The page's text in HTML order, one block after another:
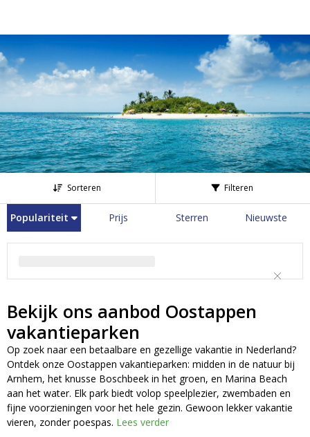
Sorteren Filteren
Populariteit Prijs Sterren Nieuwste
Bekijk ons aanbod Oostappen
vakantieparken
Op zoek naar een betaalbare en gezellige vakantie in Nederland?
Ontdek onze Oostappen vakantieparken: midden in de natuur bij
Arnhem, het knusse Boschbeek in het groen, en Marina Beach
aan het water. Elk park biedt volop speelplezier, zwembaden en
fijne voorzieningen voor het hele gezin. Gewoon lekker vakantie
vieren, zonder poespas. Lees verder